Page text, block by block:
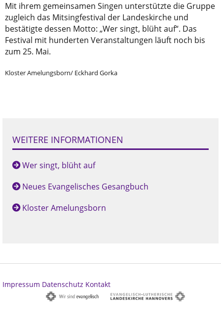
Mit ihrem gemeinsamen Singen unterstützte die Gruppe
zugleich das Mitsingfestival der Landeskirche und
bestätigte dessen Motto: „Wer singt, blüht auf“. Das
Festival mit hunderten Veranstaltungen läuft noch bis
zum 25. Mai.
Kloster Amelungsborn/ Eckhard Gorka
WEITERE INFORMATIONEN
Wer singt, blüht auf
Neues Evangelisches Gesangbuch
Kloster Amelungsborn
Impressum Datenschutz Kontakt